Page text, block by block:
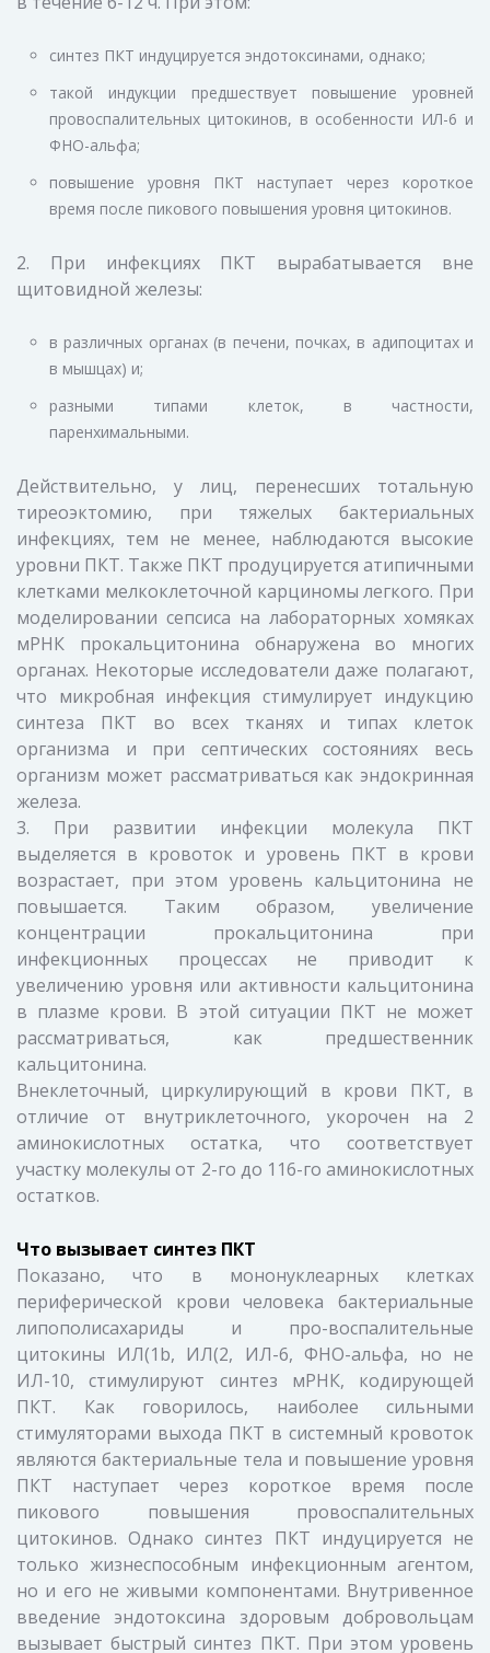
синтез ПКТ индуцируется эндотоксинами, однако;
такой индукции предшествует повышение уровней
провоспалительных цитокинов, в особенности ИЛ-6 и
ФНО-альфа;
повышение уровня ПКТ наступает через короткое
время после пикового повышения уровня цитокинов.
2. При инфекциях ПКТ вырабатывается вне
щитовидной железы:
в различных органах (в печени, почках, в адипоцитах и
в мышцах) и;
разными типами клеток, в частности,
паренхимальными.
Действительно, у лиц, перенесших тотальную
тиреоэктомию, при тяжелых бактериальных
инфекциях, тем не менее, наблюдаются высокие
уровни ПКТ. Также ПКТ продуцируется атипичными
клетками мелкоклеточной карциномы легкого. При
моделировании сепсиса на лабораторных хомяках
мРНК прокальцитонина обнаружена во многих
органах. Некоторые исследователи даже полагают,
что микробная инфекция стимулирует индукцию
синтеза ПКТ во всех тканях и типах клеток
организма и при септических состояниях весь
организм может рассматриваться как эндокринная
железа.
3. При развитии инфекции молекула ПКТ
выделяется в кровоток и уровень ПКТ в крови
возрастает, при этом уровень кальцитонина не
повышается. Таким образом, увеличение
концентрации прокальцитонина при
инфекционных процессах не приводит к
увеличению уровня или активности кальцитонина
в плазме крови. В этой ситуации ПКТ не может
рассматриваться, как предшественник
кальцитонина.
Внеклеточный, циркулирующий в крови ПКТ, в
отличие от внутриклеточного, укорочен на 2
аминокислотных остатка, что соответствует
участку молекулы от 2-го до 116-го аминокислотных
остатков.
Что вызывает синтез ПКТ
Показано, что в мононуклеарных клетках
периферической крови человека бактериальные
липополисахариды и про-воспалительные
цитокины ИЛ(1b, ИЛ(2, ИЛ-6, ФНО-альфа, но не
ИЛ-10, стимулируют синтез мРНК, кодирующей
ПКТ. Как говорилось, наиболее сильными
стимуляторами выхода ПКТ в системный кровоток
являются бактериальные тела и повышение уровня
ПКТ наступает через короткое время после
пикового повышения провоспалительных
цитокинов. Однако синтез ПКТ индуцируется не
только жизнеспособным инфекционным агентом,
но и его не живыми компонентами. Внутривенное
введение эндотоксина здоровым добровольцам
вызывает быстрый синтез ПКТ. При этом уровень